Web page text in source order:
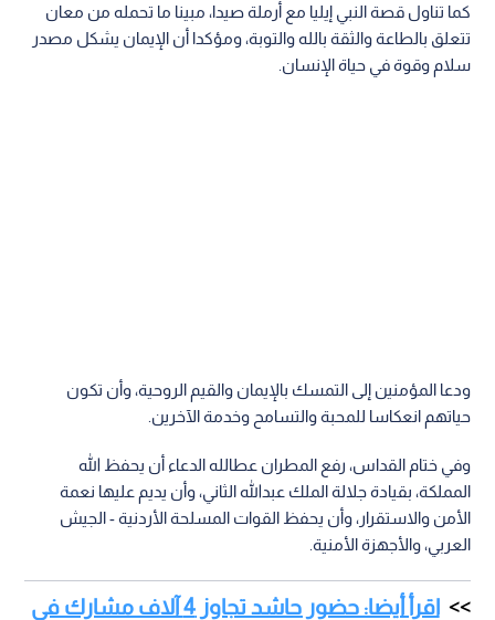
كما تناول قصة النبي إيليا مع أرملة صيدا، مبينا ما تحمله من معان
تتعلق بالطاعة والثقة بالله والتوبة، ومؤكدا أن الإيمان يشكل مصدر
سلام وقوة في حياة الإنسان.
ودعا المؤمنين إلى التمسك بالإيمان والقيم الروحية، وأن تكون
حياتهم انعكاسا للمحبة والتسامح وخدمة الآخرين.
وفي ختام القداس، رفع المطران عطالله الدعاء أن يحفظ الله
المملكة، بقيادة جلالة الملك عبدالله الثاني، وأن يديم عليها نعمة
الأمن والاستقرار، وأن يحفظ القوات المسلحة الأردنية - الجيش
العربي، والأجهزة الأمنية.
اقرأ أيضا: حضور حاشد تجاوز 4 آلاف مشارك في